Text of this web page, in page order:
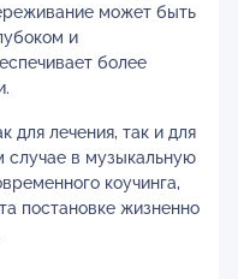
может быть
и
более
для лечения, так и для
случае в музыкальную
коучинга,
постановке жизненно